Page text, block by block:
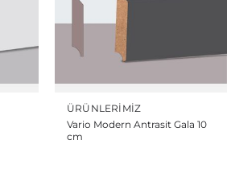
ÜRÜNLERIMIZ
Vario Modern Antrasit Gala 10
cm